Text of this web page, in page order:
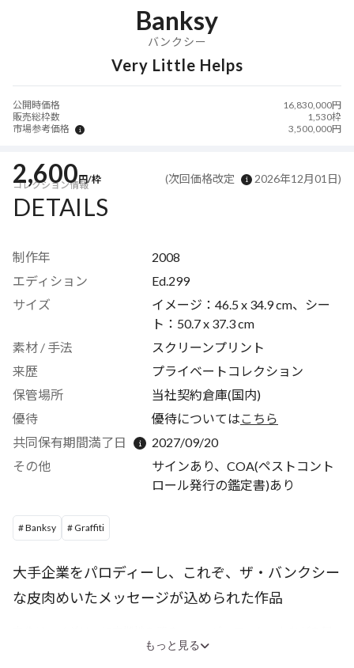
Banksy
バンクシー
Very Little Helps
公開時価格
16,830,000円
販売総枠数
1,530枠
市場参考価格
3,500,000円
2,600円/枠 (次回価格改定 2026年12月01日)
コレクション情報
DETAILS
制作年
2008
エディション
Ed.299
サイズ
イメージ：46.5 x 34.9 cm、シー
ト：50.7 x 37.3 cm
素材 / 手法
スクリーンプリント
来歴
プライベートコレクション
保管場所
当社契約倉庫(国内)
優待
優待については こちら
共同保有期間満了日
2027/09/20
その他
サインあり、COA(ペストコント
ロール発行の鑑定書)あり
# Banksy # Graffiti
大手企業をパロディーし、これぞ、ザ・バンクシー
な皮肉めいたメッセージが込められた作品
開する5大流通大手の企業「TESCO（テスコ）」の企業スローガ
もっと見る